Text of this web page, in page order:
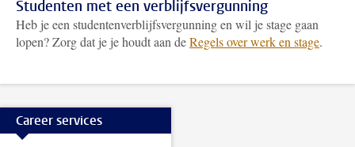
Studenten met een verblijfsvergunning
Heb je een studentenverblijfsvergunning en wil je stage gaan
lopen? Zorg dat je je houdt aan deRegels over werk en stage.
Career services